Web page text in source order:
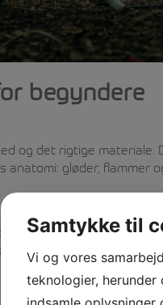
begyndere
og det rigtige materiale.
gløder, flammer
ly af grene,
uglen tude.
Samtykke til
Vi og vores
teknologier, herunder